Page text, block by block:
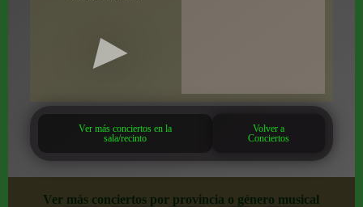
Ver más conciertos en la
sala/recinto
Volver a
Conciertos
Ver más conciertos por provincia o género musical